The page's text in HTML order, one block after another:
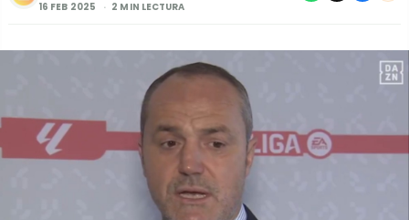
16 FEB 2025
2 MIN LECTURA